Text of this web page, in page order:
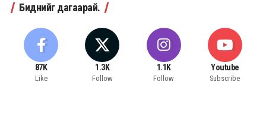
Биднийг дагаарай.
87K
Like
1.3K
Follow
1.1K
Follow
Youtube
Subscribe